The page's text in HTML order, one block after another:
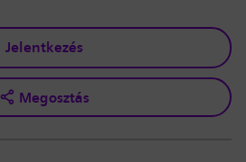
Jelentkezés
Megosztás